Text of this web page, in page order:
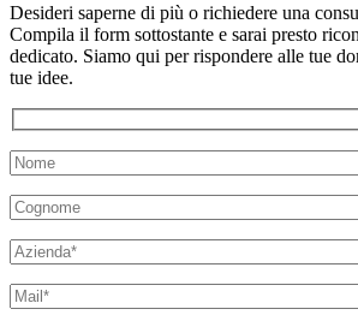
Desideri saperne di più o richiedere una
Compila il form sottostante e sarai presto
dedicato. Siamo qui per rispondere alle tue
tue idee.